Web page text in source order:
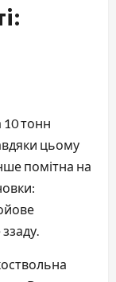
10 тонн
цьому
помітна на